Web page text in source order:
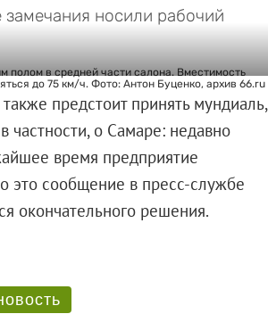
носили рабочий
полом в средней части салона. Вместимость
до 75 км/ч. Фото: Антон Буценко, архив 66.ru
предстоит принять мундиаль,
частности, о Самаре: недавно
время предприятие
это сообщение в пресс-службе
окончательного решения.